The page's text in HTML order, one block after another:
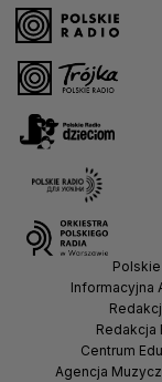
Polskie
Informacyjna
Redakcja
Centrum
Agencja